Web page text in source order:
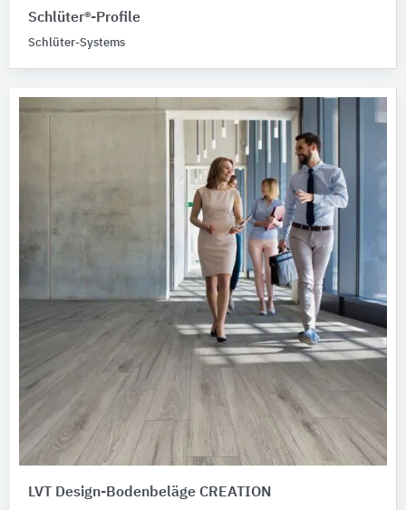
Schlüter®-Profile
Schlüter-Systems
LVT Design-Bodenbeläge CREATION